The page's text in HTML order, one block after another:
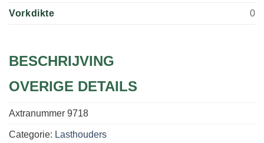
Vorkdikte 0
BESCHRIJVING
OVERIGE DETAILS
Axtranummer 9718
Categorie: Lasthouders